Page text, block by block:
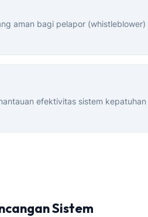
aman bagi pelapor (whistleblower)
efektivitas sistem kepatuhan
Sistem